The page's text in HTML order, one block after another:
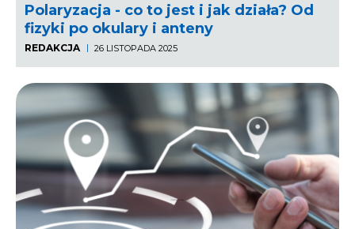
Polaryzacja - co to jest i jak działa? Od
fizyki po okulary i anteny
REDAKCJA 26 LISTOPADA 2025